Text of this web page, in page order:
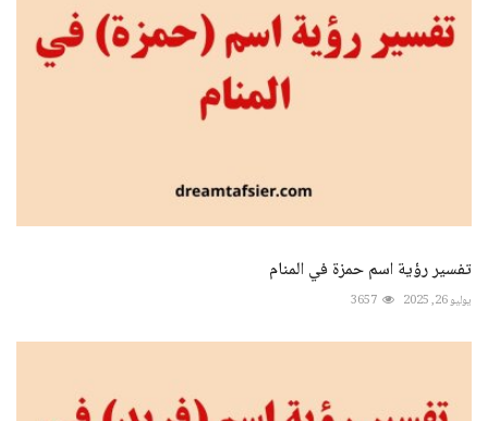
تفسير رؤية اسم حمزة في المنام
يوليو 26, 2025 3657